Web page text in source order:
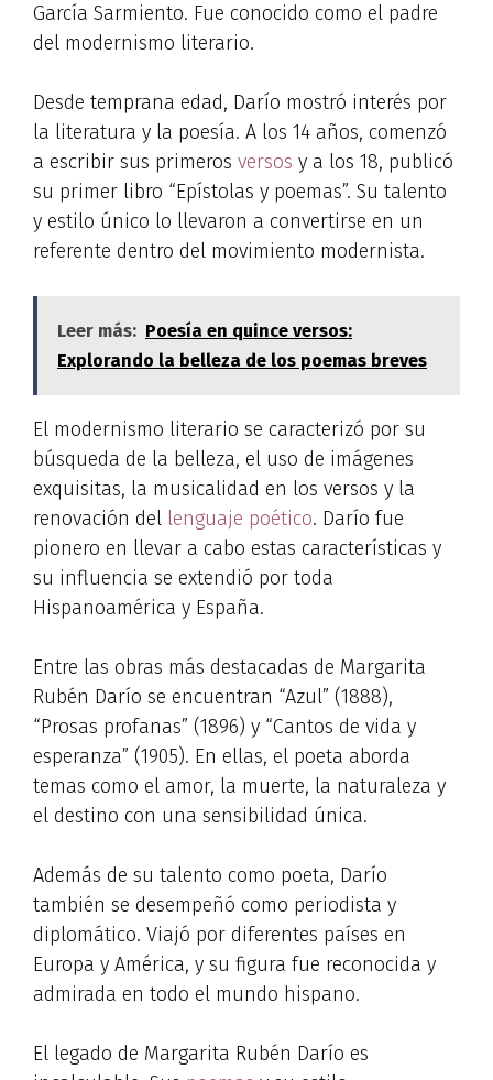
García Sarmiento. Fue conocido como el padre
del modernismo literario.
Desde temprana edad, Darío mostró interés por
la literatura y la poesía. A los 14 años, comenzó
a escribir sus primeros versos y a los 18, publicó
su primer libro “Epístolas y poemas”. Su talento
y estilo único lo llevaron a convertirse en un
referente dentro del movimiento modernista.
Leer más: Poesía en quince versos:
Explorando la belleza de los poemas breves
El modernismo literario se caracterizó por su
búsqueda de la belleza, el uso de imágenes
exquisitas, la musicalidad en los versos y la
renovación del lenguaje poético. Darío fue
pionero en llevar a cabo estas características y
su influencia se extendió por toda
Hispanoamérica y España.
Entre las obras más destacadas de Margarita
Rubén Darío se encuentran “Azul” (1888),
“Prosas profanas” (1896) y “Cantos de vida y
esperanza” (1905). En ellas, el poeta aborda
temas como el amor, la muerte, la naturaleza y
el destino con una sensibilidad única.
Además de su talento como poeta, Darío
también se desempeñó como periodista y
diplomático. Viajó por diferentes países en
Europa y América, y su figura fue reconocida y
admirada en todo el mundo hispano.
El legado de Margarita Rubén Darío es